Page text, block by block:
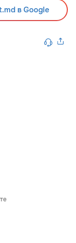
в Google